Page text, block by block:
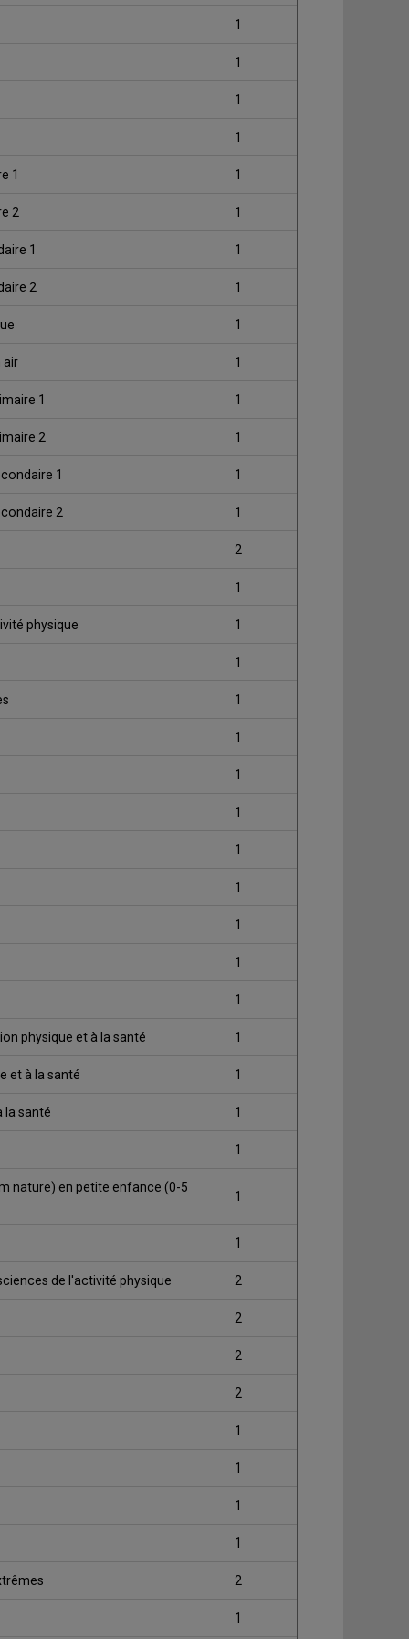
1
1
1
1
1 1
2 1
1 1
2 1
1
air 1
1 1
2 1
1 1
2 1
2
1
physique 1
1
1
1
1
1
1
1
1
1
1
physique et à la santé 1
et à la santé 1
la santé 1
1
nature) en petite enfance (0-5
1
1
de l'activité physique 2
2
2
2
1
1
1
1
2
1